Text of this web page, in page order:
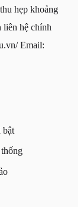
hẹp khoảng
liên hệ chính
Email:
bật